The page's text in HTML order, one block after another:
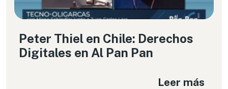
Peter Thiel en Chile: Derechos
Digitales en Al Pan Pan
Leer más